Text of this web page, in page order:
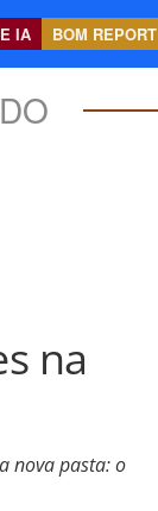
IA BOM REPORT
na
nova pasta: o